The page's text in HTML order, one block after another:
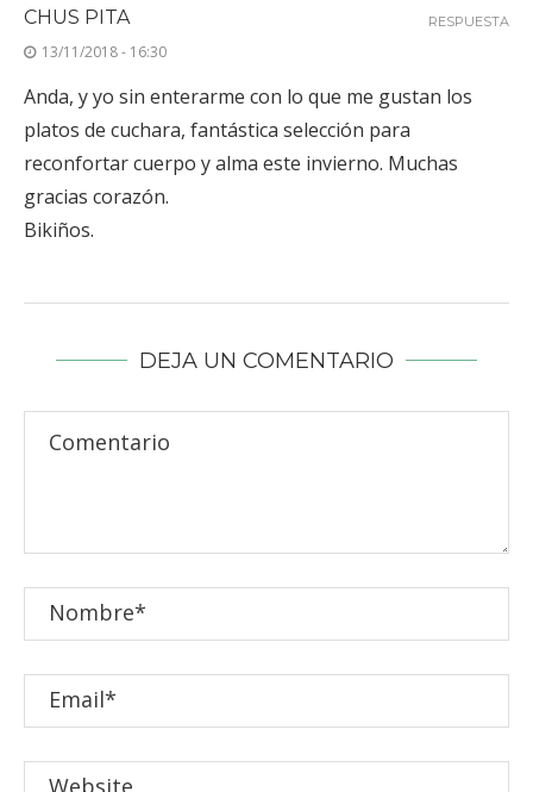
CHUS PITA
13/11/2018 - 16:30
Anda, y yo sin enterarme con lo que me gustan los
platos de cuchara, fantástica selección para
reconfortar cuerpo y alma este invierno. Muchas
gracias corazón.
Bikiños.
RESPUESTA
DEJA UN COMENTARIO